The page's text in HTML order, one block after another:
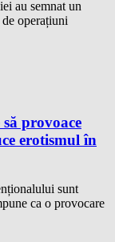
au semnat un
operațiuni
provoace
erotismul în
sunt
ca o provocare